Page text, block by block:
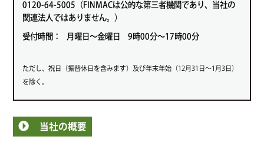
0120-64-5005（FINMACは公的な第三者機関であり、当社の
関連法人ではありません。）
受付時間： 月曜日～金曜日 9時00分～17時00分
ただし、祝日（振替休日を含みます）及び年末年始（12月31日～1月3日）
を除く。
当社の概要